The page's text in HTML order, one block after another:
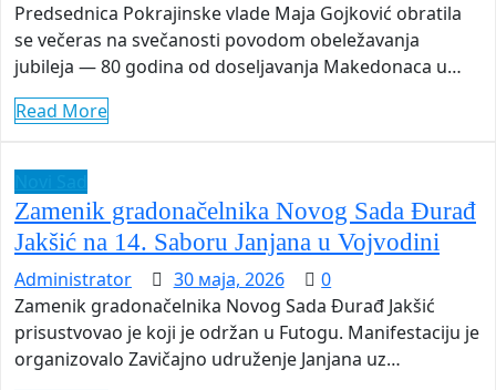
Predsednica Pokrajinske vlade Maja Gojković obratila
se večeras na svečanosti povodom obeležavanja
jubileja — 80 godina od doseljavanja Makedonaca u…
Read More
Zamenik gradonačelnika Novog Sada Đurađ
Jakšić na 14. Saboru Janjana u Vojvodini
Administrator 30 маја, 2026
0
Zamenik gradonačelnika Novog Sada Đurađ Jakšić
prisustvovao je koji je održan u Futogu. Manifestaciju je
organizovalo Zavičajno udruženje Janjana uz…